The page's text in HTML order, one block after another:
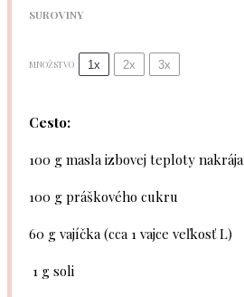
SUROVINY
MNOŽSTVO 1x 2x 3x
Cesto:
100 g masla izbovej teploty
100 g práškového cukru
60 g vajíčka (cca 1 vajce veľkosť L)
1 g soli